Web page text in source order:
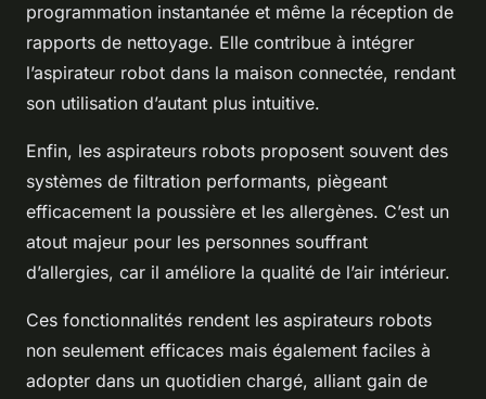
programmation instantanée et même la réception de
rapports de nettoyage. Elle contribue à intégrer
l’aspirateur robot dans la maison connectée, rendant
son utilisation d’autant plus intuitive.
Enfin, les aspirateurs robots proposent souvent des
systèmes de filtration performants, piègeant
efficacement la poussière et les allergènes. C’est un
atout majeur pour les personnes souffrant
d’allergies, car il améliore la qualité de l’air intérieur.
Ces fonctionnalités rendent les aspirateurs robots
non seulement efficaces mais également faciles à
adopter dans un quotidien chargé, alliant gain de